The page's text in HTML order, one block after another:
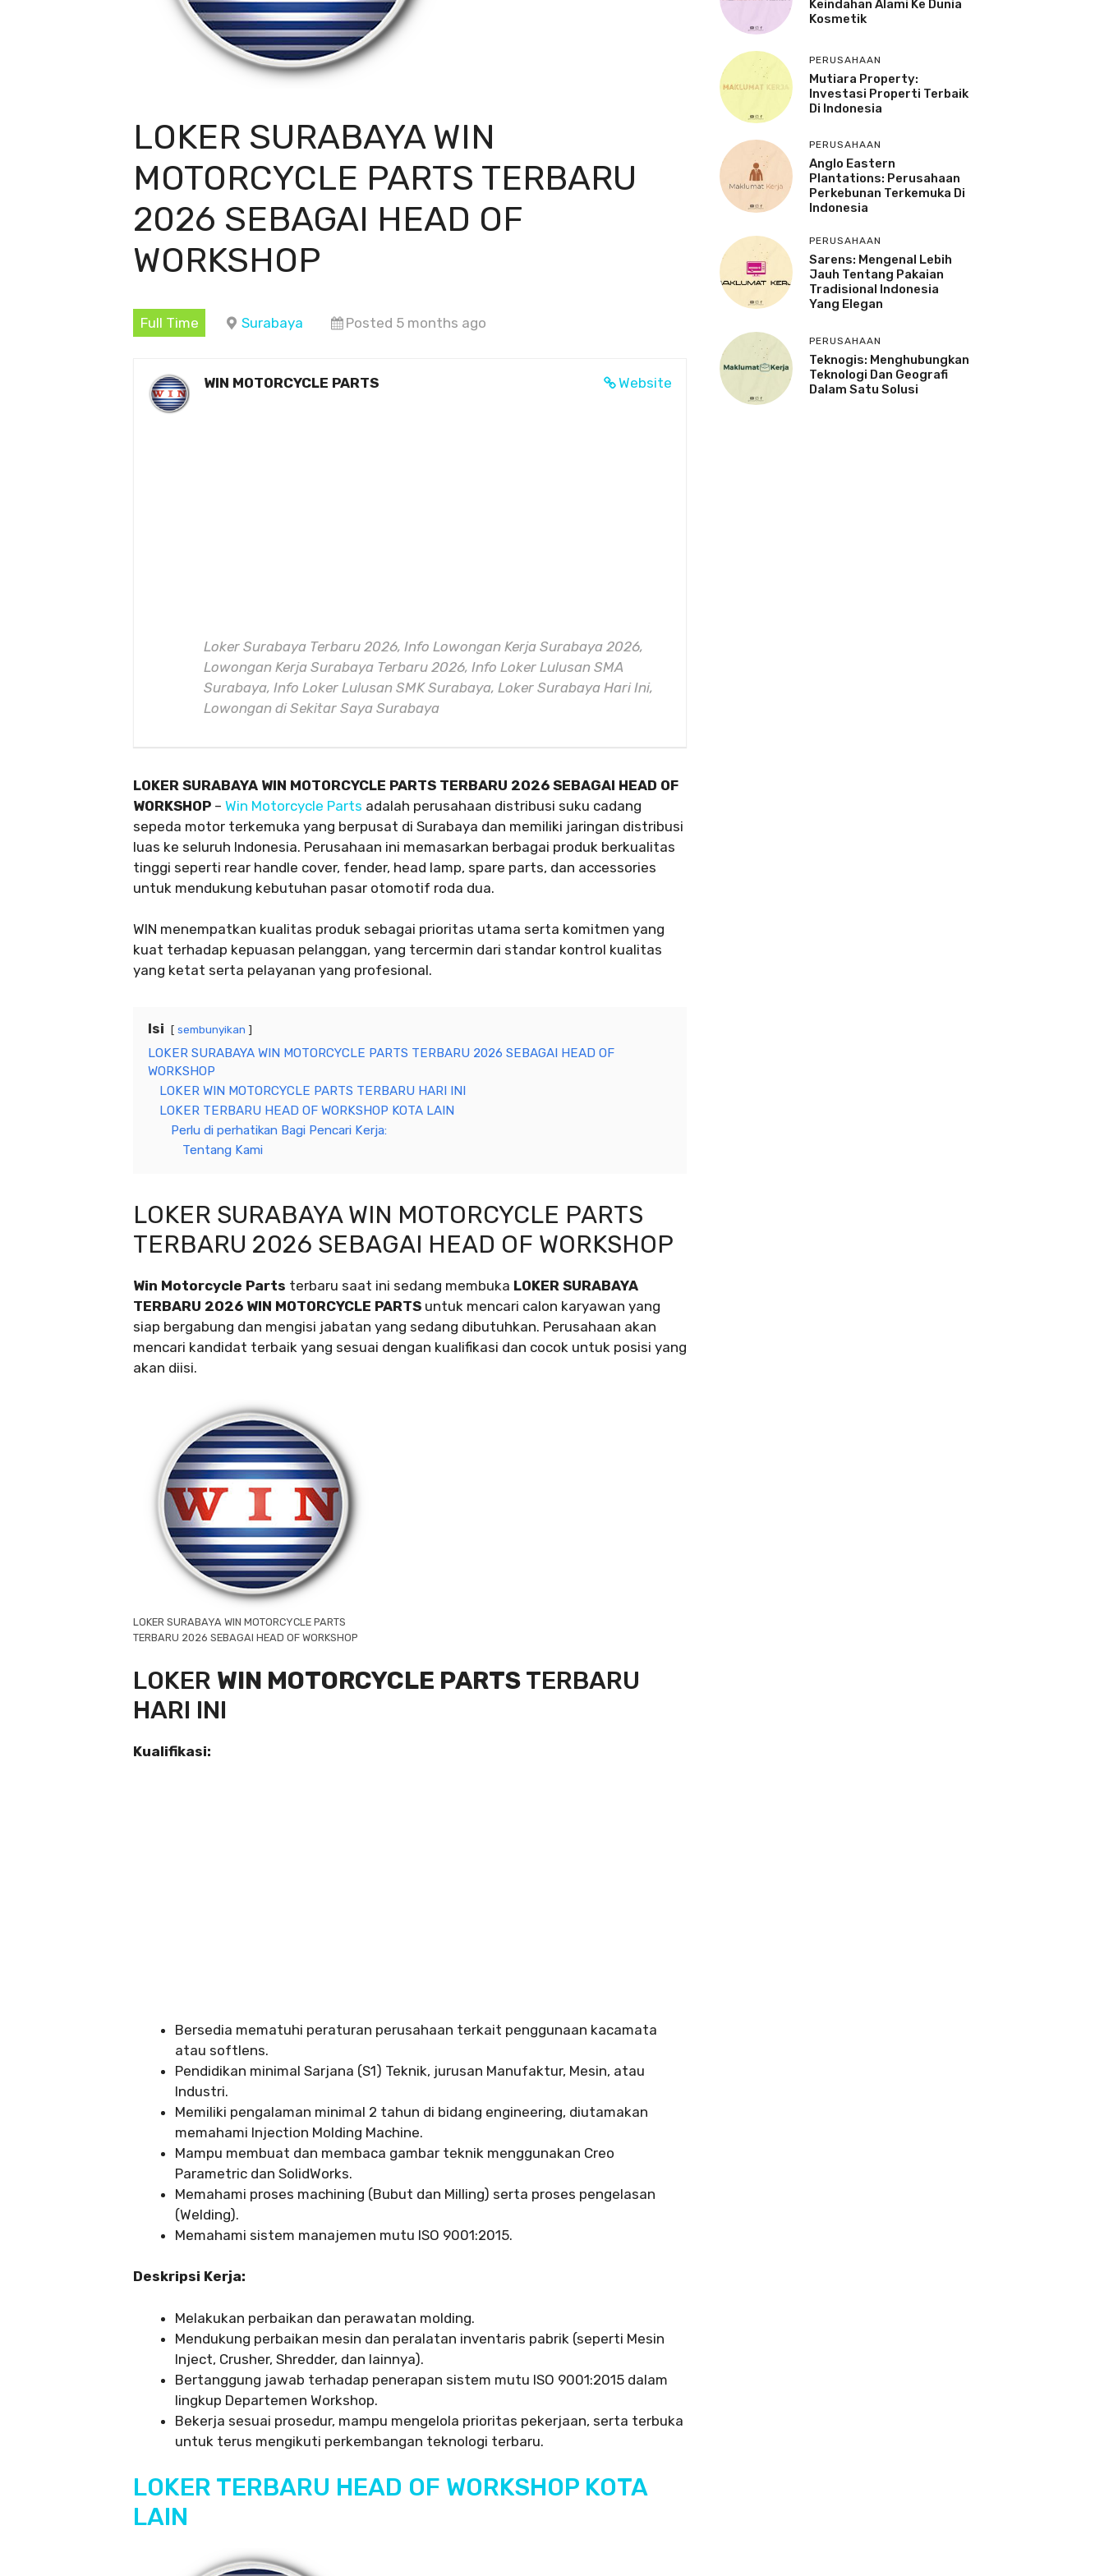
LOKER SURABAYA WIN
MOTORCYCLE PARTS TERBARU
2026 SEBAGAI HEAD OF
WORKSHOP
Full Time Surabaya Posted 5 months ago
Website
WIN MOTORCYCLE PARTS
Loker Surabaya Terbaru 2026, Info Lowongan Kerja Surabaya 2026,
Lowongan Kerja Surabaya Terbaru 2026, Info Loker Lulusan SMA
Surabaya, Info Loker Lulusan SMK Surabaya, Loker Surabaya Hari Ini,
Lowongan di Sekitar Saya Surabaya
LOKER SURABAYA WIN MOTORCYCLE PARTS TERBARU 2026 SEBAGAI HEAD OF
WORKSHOP – Win Motorcycle Parts adalah perusahaan distribusi suku cadang
sepeda motor terkemuka yang berpusat di Surabaya dan memiliki jaringan distribusi
luas ke seluruh Indonesia. Perusahaan ini memasarkan berbagai produk berkualitas
tinggi seperti rear handle cover, fender, head lamp, spare parts, dan accessories
untuk mendukung kebutuhan pasar otomotif roda dua.
WIN menempatkan kualitas produk sebagai prioritas utama serta komitmen yang
kuat terhadap kepuasan pelanggan, yang tercermin dari standar kontrol kualitas
yang ketat serta pelayanan yang profesional.
Isi sembunyikan
LOKER SURABAYA WIN MOTORCYCLE PARTS TERBARU 2026 SEBAGAI HEAD OF
WORKSHOP
LOKER WIN MOTORCYCLE PARTS TERBARU HARI INI
LOKER TERBARU HEAD OF WORKSHOP KOTA LAIN
Perlu di perhatikan Bagi Pencari Kerja:
Tentang Kami
LOKER SURABAYA WIN MOTORCYCLE PARTS
TERBARU 2026 SEBAGAI HEAD OF WORKSHOP
Win Motorcycle Parts terbaru saat ini sedang membuka LOKER SURABAYA
TERBARU 2026 WIN MOTORCYCLE PARTS untuk mencari calon karyawan yang
siap bergabung dan mengisi jabatan yang sedang dibutuhkan. Perusahaan akan
mencari kandidat terbaik yang sesuai dengan kualifikasi dan cocok untuk posisi yang
akan diisi.
LOKER SURABAYA WIN MOTORCYCLE PARTS
TERBARU 2026 SEBAGAI HEAD OF WORKSHOP
LOKER WIN MOTORCYCLE PARTSTERBARU
HARI INI
Kualifikasi:
Bersedia mematuhi peraturan perusahaan terkait penggunaan kacamata
atau softlens.
Pendidikan minimal Sarjana (S1) Teknik, jurusan Manufaktur, Mesin, atau
Industri.
Memiliki pengalaman minimal 2 tahun di bidang engineering, diutamakan
memahami Injection Molding Machine.
Mampu membuat dan membaca gambar teknik menggunakan Creo
Parametric dan SolidWorks.
Memahami proses machining (Bubut dan Milling) serta proses pengelasan
(Welding).
Memahami sistem manajemen mutu ISO 9001:2015.
Deskripsi Kerja:
Melakukan perbaikan dan perawatan molding.
Mendukung perbaikan mesin dan peralatan inventaris pabrik (seperti Mesin
Inject, Crusher, Shredder, dan lainnya).
Bertanggung jawab terhadap penerapan sistem mutu ISO 9001:2015 dalam
lingkup Departemen Workshop.
Bekerja sesuai prosedur, mampu mengelola prioritas pekerjaan, serta terbuka
untuk terus mengikuti perkembangan teknologi terbaru.
LOKER TERBARU HEAD OF WORKSHOP KOTA
LAIN
Keindahan Alami Ke Dunia
Kosmetik
PERUSAHAAN
Mutiara Property:
Investasi Properti Terbaik
Di Indonesia
PERUSAHAAN
Anglo Eastern
Plantations: Perusahaan
Perkebunan Terkemuka Di
Indonesia
PERUSAHAAN
Sarens: Mengenal Lebih
Jauh Tentang Pakaian
Tradisional Indonesia
Yang Elegan
PERUSAHAAN
Teknogis: Menghubungkan
Teknologi Dan Geografi
Dalam Satu Solusi